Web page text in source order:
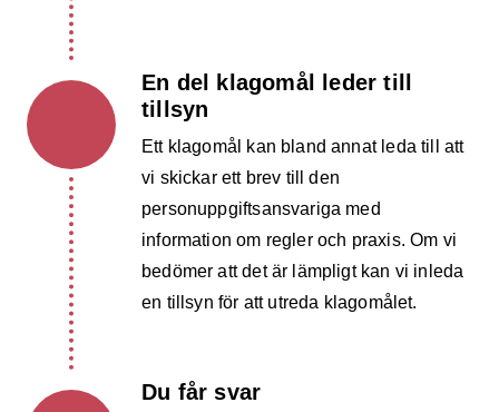
En del klagomål leder till
tillsyn
Ett klagomål kan bland annat leda till att
vi skickar ett brev till den
personuppgiftsansvariga med
information om regler och praxis. Om vi
bedömer att det är lämpligt kan vi inleda
en tillsyn för att utreda klagomålet.
Du får svar